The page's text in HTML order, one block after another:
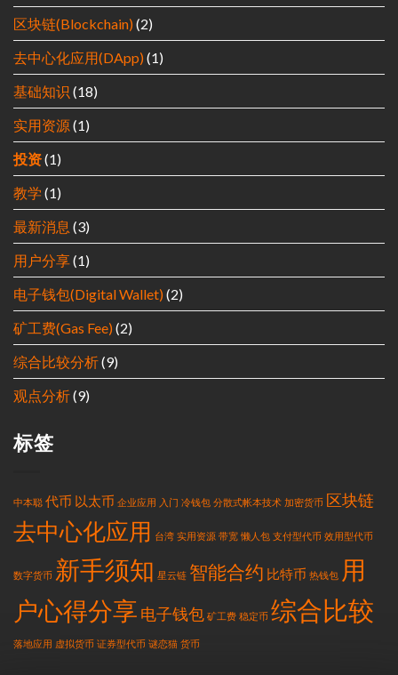
区块链(Blockchain) (2)
去中心化应用(DApp) (1)
基础知识 (18)
实用资源(1)
投资(1)
教学 (1)
最新消息 (3)
用户分享(1)
电子钱包(Digital Wallet) (2)
矿工费(Gas Fee) (2)
综合比较分析(9)
观点分析(9)
标签
中本聪 代币 以太币 企业应用 入门 冷钱包 分散式帐本技术 加密货币 区块链
去中心化应用 台湾 实用资源 带宽 懒人包 支付型代币 效用型代币
数字货币 新手须知 星云链 智能合约 比特币 热钱包 用
户心得分享 电子钱包 矿工费 稳定币 综合比较
落地应用 虚拟货币 证券型代币 谜恋猫 货币